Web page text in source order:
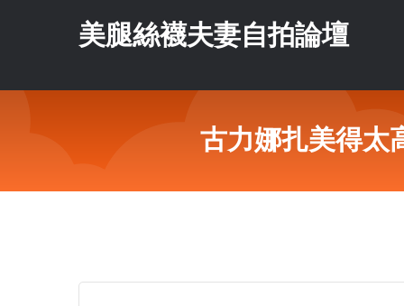
美腿絲襪夫妻自拍論壇
古力娜扎美得太